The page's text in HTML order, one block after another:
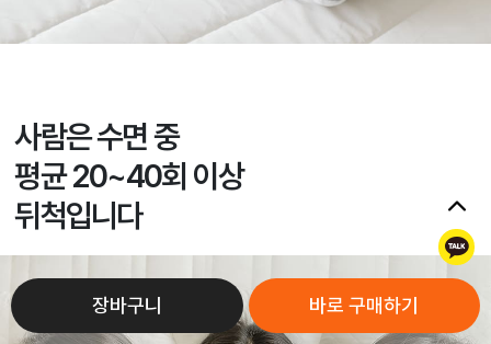
장바구니 바로 구매하기
사람은 수면 중
평균 20~40회 이상
뒤척입니다